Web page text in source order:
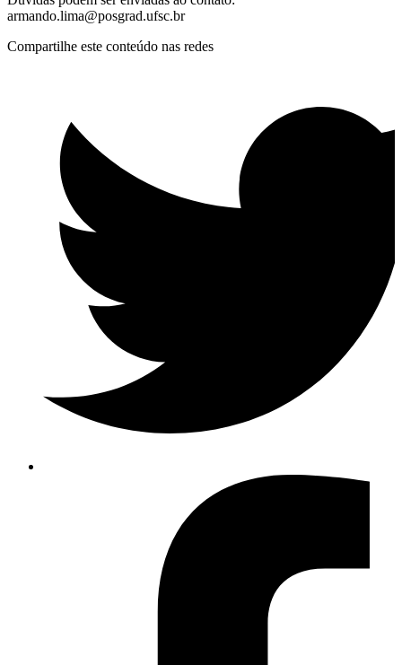
armando.lima@posgrad.ufsc.br
Compartilhe este conteúdo nas redes